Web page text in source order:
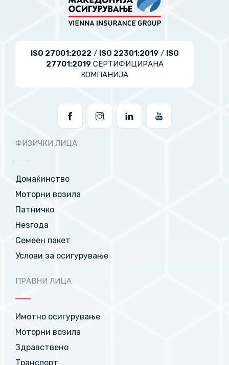
ISO 27001:2022 / ISO 22301:2019/ ISO
27701:2019СЕРТИФИЦИРАНА
КОМПАНИЈА
ФИЗИЧКИ ЛИЦА
Домаќинство
Моторни возила
Патничко
Незгода
Семеен пакет
Услови за осигурување
ПРАВНИ ЛИЦА
Имотно осигурување
Моторни возила
Здравствено
Транспорт